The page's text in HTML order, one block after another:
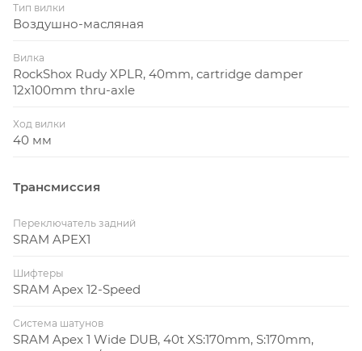
Тип вилки
Воздушно-масляная
Вилка
RockShox Rudy XPLR, 40mm, cartridge damper
12x100mm thru-axle
Ход вилки
40 мм
Трансмиссия
Переключатель задний
SRAM APEX1
Шифтеры
SRAM Apex 12-Speed
Система шатунов
SRAM Apex 1 Wide DUB, 40t XS:170mm, S:170mm,